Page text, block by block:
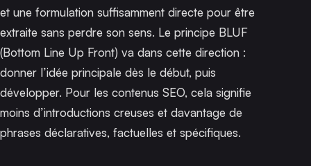
et une formulation suffisamment directe pour être
extraite sans perdre son sens. Le principe BLUF
(Bottom Line Up Front) va dans cette direction :
donner l’idée principale dès le début, puis
développer. Pour les contenus SEO, cela signifie
moins d’introductions creuses et davantage de
phrases déclaratives, factuelles et spécifiques.